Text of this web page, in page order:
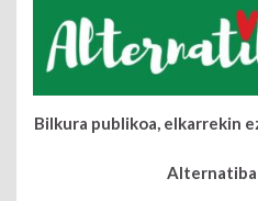
Bilkura publikoa, elkarrekin